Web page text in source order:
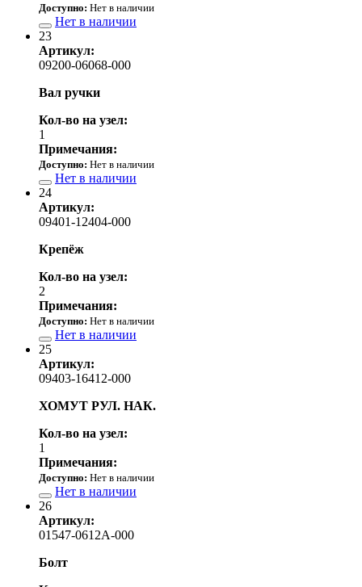
Доступно: Нет в наличии
Нет в наличии
23
Артикул:
09200-06068-000
Вал ручки
Кол-во на узел:
1
Примечания:
Доступно: Нет в наличии
Нет в наличии
24
Артикул:
09401-12404-000
Крепёж
Кол-во на узел:
2
Примечания:
Доступно: Нет в наличии
Нет в наличии
25
Артикул:
09403-16412-000
ХОМУТ РУЛ. НАК.
Кол-во на узел:
1
Примечания:
Доступно: Нет в наличии
Нет в наличии
26
Артикул:
01547-0612A-000
Болт